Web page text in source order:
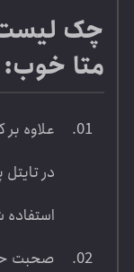
چک
متا خوب:
علاوه
در
صحبت